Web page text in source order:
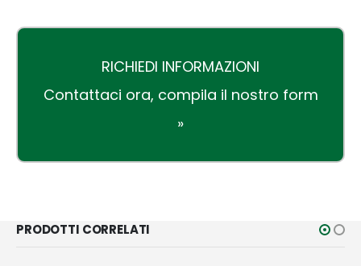
RICHIEDI INFORMAZIONI
Contattaci ora, compila il nostro form
»
PRODOTTI CORRELATI